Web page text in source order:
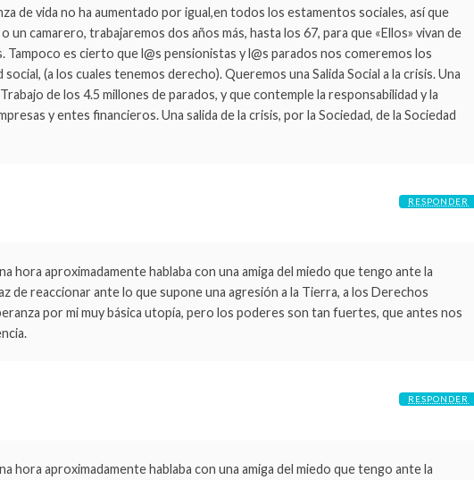
de vida no ha aumentado por igual,en todos los estamentos sociales, así que
un camarero, trabajaremos dos años más, hasta los 67, para que «Ellos» vivan de
Tampoco es cierto que l@s pensionistas y l@s parados nos comeremos los
(a los cuales tenemos derecho). Queremos una Salida Social a la crisis. Una
de los 4.5 millones de parados, y que contemple la responsabilidad y la
y entes financieros. Una salida de la crisis, por la Sociedad, de la Sociedad
hora aproximadamente hablaba con una amiga del miedo que tengo ante la
de reaccionar ante lo que supone una agresión a la Tierra, a los Derechos
por mi muy básica utopía, pero los poderes son tan fuertes, que antes nos
RESPONDER
hora aproximadamente hablaba con una amiga del miedo que tengo ante la
RESPONDER